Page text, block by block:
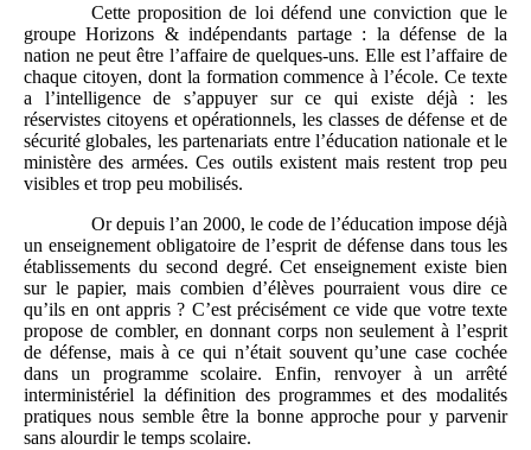
Cette proposition de loi défend une conviction que le
groupe Horizons & indépendants partage : la défense de la
nation ne peut être l’affaire de quelques-uns. Elle est l’affaire de
chaque citoyen, dont la formation commence à l’école. Ce texte
a l’intelligence de s’appuyer sur ce qui existe déjà : les
réservistes citoyens et opérationnels, les classes de défense et de
sécurité globales, les partenariats entre l’éducation nationale et le
ministère des armées. Ces outils existent mais restent trop peu
visibles et trop peu mobilisés.
Or depuis l’an 2000, le code de l’éducation impose déjà
un enseignement obligatoire de l’esprit de défense dans tous les
établissements du second degré. Cet enseignement existe bien
sur le papier, mais combien d’élèves pourraient vous dire ce
qu’ils en ont appris ? C’est précisément ce vide que votre texte
propose de combler, en donnant corps non seulement à l’esprit
de défense, mais à ce qui n’était souvent qu’une case cochée
dans un programme scolaire. Enfin, renvoyer à un arrêté
interministériel la définition des programmes et des modalités
pratiques nous semble être la bonne approche pour y parvenir
sans alourdir le temps scolaire.